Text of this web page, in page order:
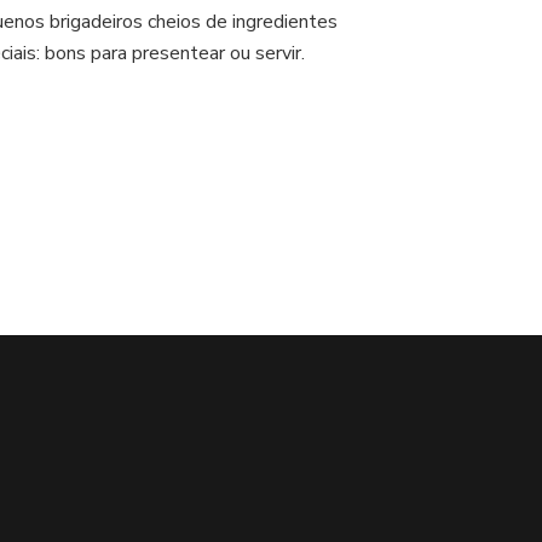
gosta
de
brigadeiros cheios de ingredientes
bons para presentear ou servir.